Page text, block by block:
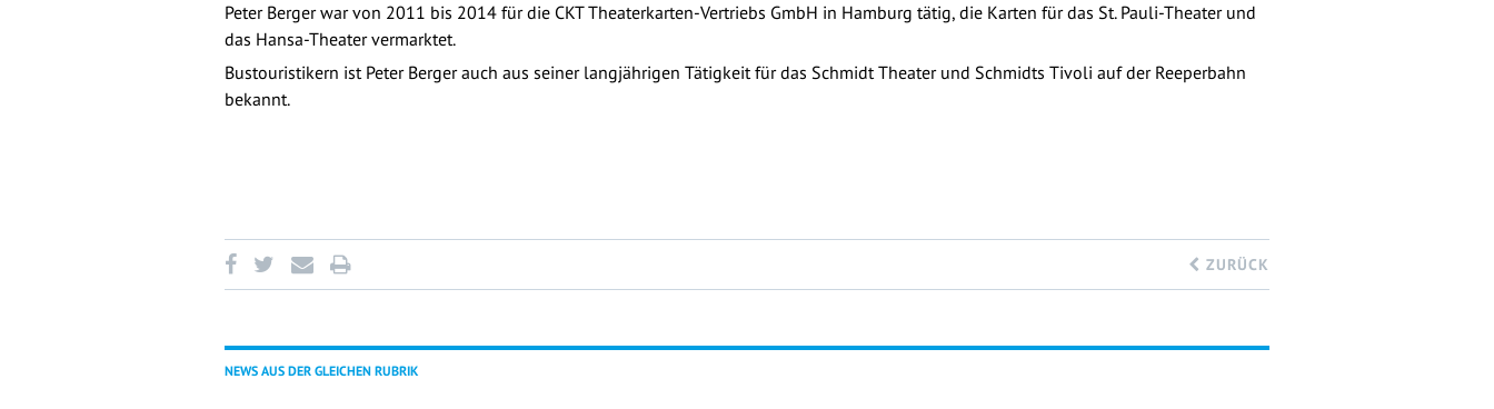
Peter Berger war von 2011 bis 2014 für die CKT Theaterkarten-Vertriebs GmbH in Hamburg tätig, die Karten für das St. Pauli-Theater und
das Hansa-Theater vermarktet.
Bustouristikern ist Peter Berger auch aus seiner langjährigen Tätigkeit für das Schmidt Theater und Schmidts Tivoli auf der Reeperbahn
bekannt.
ZURÜCK
NEWS AUS DER GLEICHEN RUBRIK